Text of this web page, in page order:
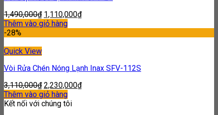
1,490,000₫ 1,110,000₫
Thêm vào giỏ hàng
-28%
Quick View
Vòi Rửa Chén Nóng Lạnh Inax SFV-112S
3,110,000₫ 2,230,000₫
Thêm vào giỏ hàng
Kết nối với chúng tôi